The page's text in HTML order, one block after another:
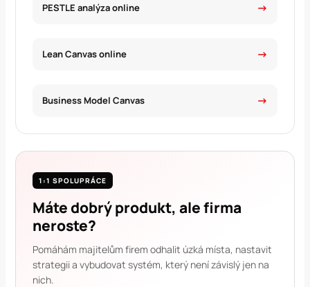
PESTLE analýza online
Lean Canvas online
Business Model Canvas
1:1 SPOLUPRÁCE
Máte dobrý produkt, ale firma
neroste?
Pomáhám majitelům firem odhalit úzká místa, nastavit
strategii a vybudovat systém, který není závislý jen na
nich.